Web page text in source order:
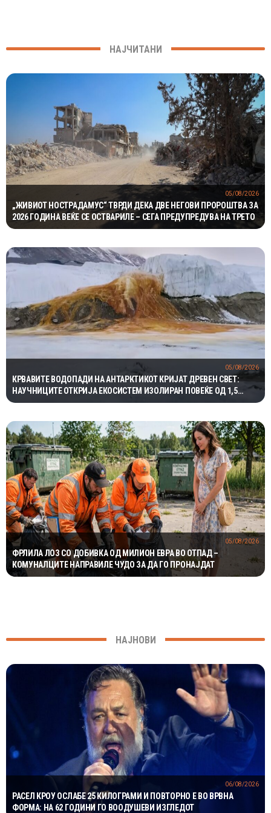
НАЈЧИТАНИ
„ЖИВИОТ НОСТРАДАМУС“ ТВРДИ ДЕКА ДВЕ НЕГОВИ ПРОРОШТВА ЗА
2026 ГОДИНА ВЕЌЕ СЕ ОСТВАРИЛЕ – СЕГА ПРЕДУПРЕДУВА НА ТРЕТО
05/08/2026
КРВАВИТЕ ВОДОПАДИ НА АНТАРКТИКОТ КРИЈАТ ДРЕВЕН СВЕТ:
НАУЧНИЦИТЕ ОТКРИЈА ЕКОСИСТЕМ ИЗОЛИРАН ПОВЕЌЕ ОД 1,5
МИЛИОНИ ГОДИНИ
05/08/2026
ФРЛИЛА ЛОЗ СО ДОБИВКА ОД МИЛИОН ЕВРА ВО ОТПАД –
КОМУНАЛЦИТЕ НАПРАВИЛЕ ЧУДО ЗА ДА ГО ПРОНАЈДАТ
05/08/2026
НАЈНОВИ
РАСЕЛ КРОУ ОСЛАБЕ 25 КИЛОГРАМИ И ПОВТОРНО Е ВО ВРВНА
ФОРМА: НА 62 ГОДИНИ ГО ВООДУШЕВИ ИЗГЛЕДОТ
06/08/2026